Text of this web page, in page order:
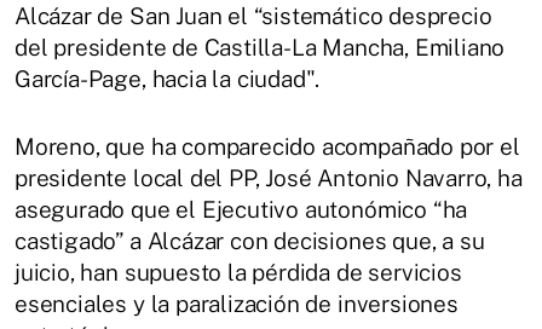
Alcázar de San Juan el “sistemático desprecio
del presidente de Castilla-La Mancha, Emiliano
García-Page, hacia la ciudad".
Moreno, que ha comparecido acompañado por el
presidente local del PP, José Antonio Navarro, ha
asegurado que el Ejecutivo autonómico “ha
castigado” a Alcázar con decisiones que, a su
juicio, han supuesto la pérdida de servicios
esenciales y la paralización de inversiones